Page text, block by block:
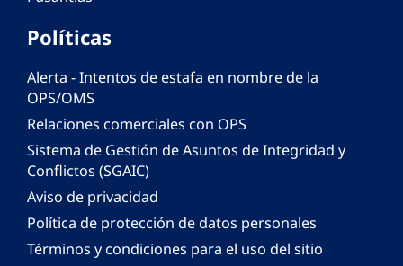
Políticas
Alerta - Intentos de estafa en nombre de la
OPS/OMS
Relaciones comerciales con OPS
Sistema de Gestión de Asuntos de Integridad y
Conflictos (SGAIC)
Aviso de privacidad
Política de protección de datos personales
Términos y condiciones para el uso del sitio